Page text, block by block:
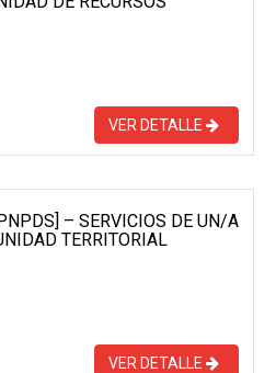
VER DETALLE
– SERVICIOS DE UN/A
TERRITORIAL
VER DETALLE